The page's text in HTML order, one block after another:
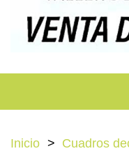
Inicio
Cuadros